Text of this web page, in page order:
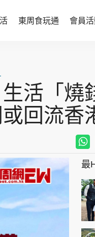
東周食玩通 會員
活
美
靈異
下 李居明
算 李丞責
活「燒
回流香
最